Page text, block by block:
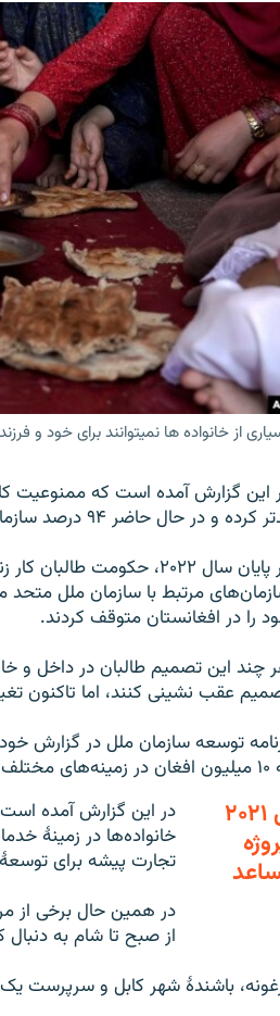
از خانواده ها نمیتوانند برای خود و
این گزارش آمده است که ممنوعیت
و در حال حاضر ۹۴ درصد سازمان‌ها در این کشور فعالیت خود را متوقف یا محدود کرده اند.
در پایان سال ۲۰۲۲، حکومت
مرتبط با سازمان ملل متحد
را در افغانستان متوقف کردند.
چند این تصمیم طالبان در داخل و
عقب نشینی کنند، اما تاکنون
است.
سازمان ملل: از سال ۲۰۲۱
در این گزارش آمده
خانواده‌ها در زمینۀ
تجارت پیشه برای توسعۀ
در همین حال برخی از
از صبح تا شام به
باشندۀ شهر کابل و سرپرست